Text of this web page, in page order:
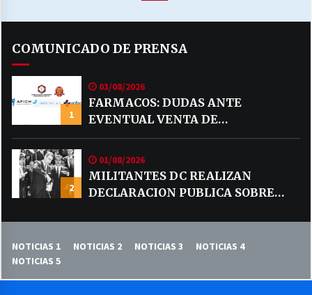
COMUNICADO DE PRENSA
1
03/08/2026
FARMACOS: DUDAS ANTE
EVENTUAL VENTA DE
MEDICAMENTOS POR MERCADO
LIBRE
2
01/08/2026
MILITANTES DC REALIZAN
DECLARACION PUBLICA SOBRE
NOTICIAS 1 NOTICIAS 2 NOTICIAS 3
NOTICIAS 4
NOTICIAS 5